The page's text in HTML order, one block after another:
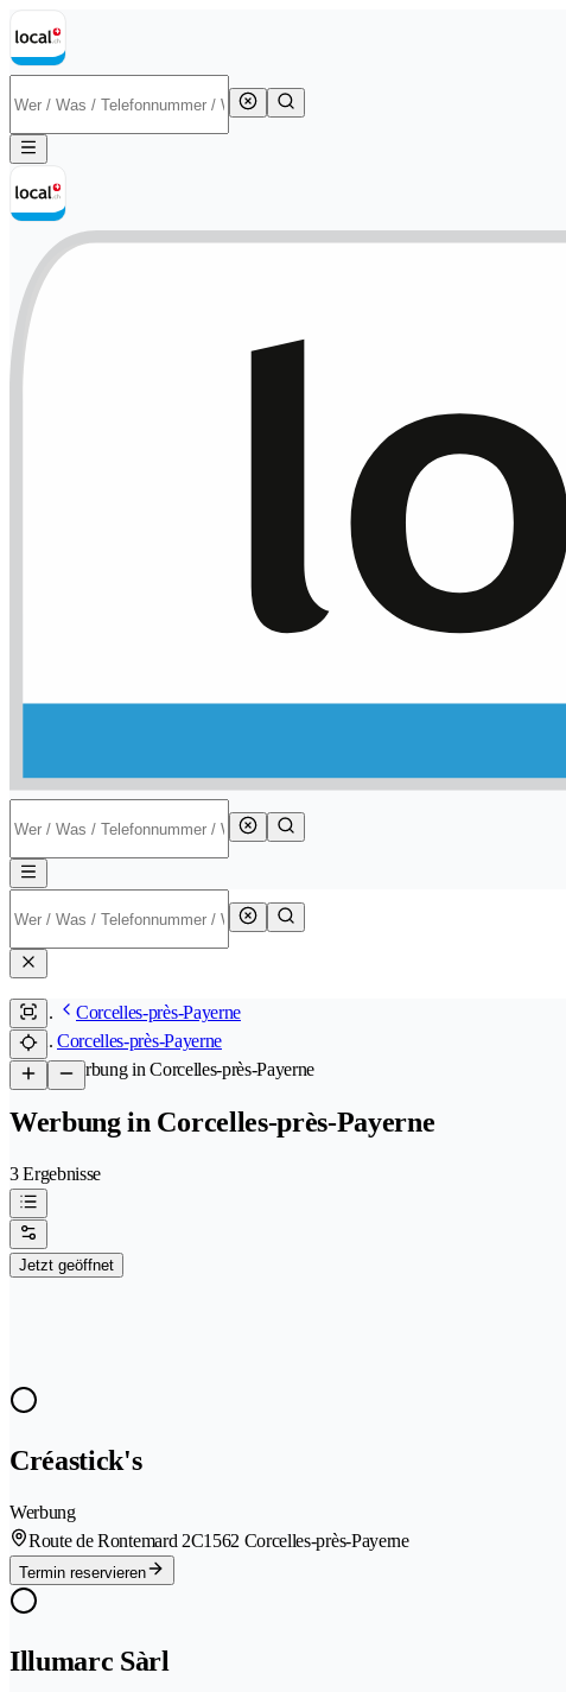
Corcelles-près-Payerne
Corcelles-près-Payerne
/Werbung in Corcelles-près-Payerne
Werbung in Corcelles-près-Payerne
3 Ergebnisse
Jetzt geöffnet
Créastick's
Werbung
Route de Rontemard 2C1562 Corcelles-près-Payerne
Termin reservieren
Illumarc Sàrl